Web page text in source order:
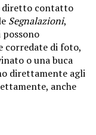
diretto contatto
Segnalazioni,
corredate di foto,
o una buca
direttamente agli
anche